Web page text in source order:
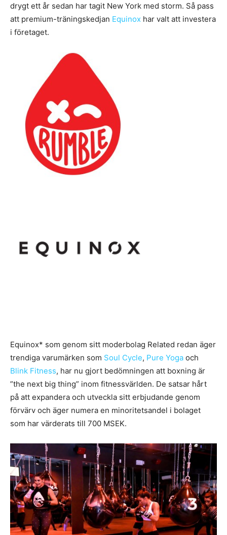
drygt ett år sedan har tagit New York med storm. Så pass
att premium-träningskedjan Equinox har valt att investera
i företaget.
Equinox* som genom sitt moderbolag Related redan äger
trendiga varumärken som Soul Cycle, Pure Yoga och
Blink Fitness, har nu gjort bedömningen att boxning är
”the next big thing” inom fitnessvärlden. De satsar hårt
på att expandera och utveckla sitt erbjudande genom
förvärv och äger numera en minoritetsandel i bolaget
som har värderats till 700 MSEK.